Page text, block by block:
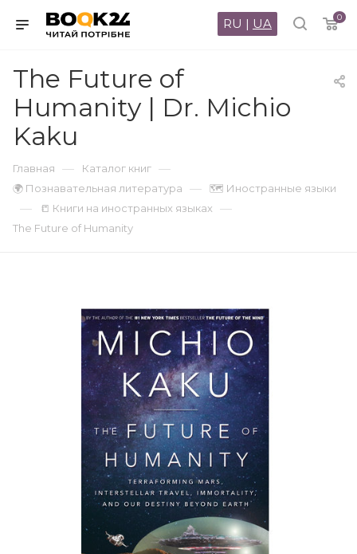
0
RU | UA
The Future of
Humanity | Dr. Michio
Kaku
Главная — Каталог книг —
🌍 Познавательная литература — 🗺 Иностранные языки
— 📒 Книги на иностранных языках —
The Future of Humanity